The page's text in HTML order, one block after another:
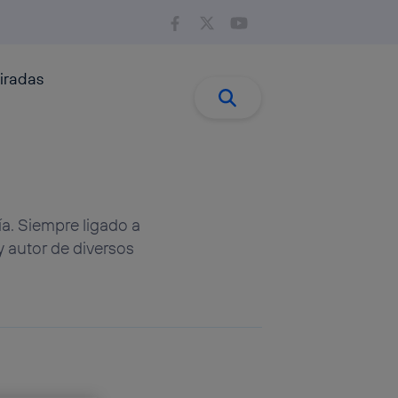
Buscar
Siempre ligado a
autor de diversos